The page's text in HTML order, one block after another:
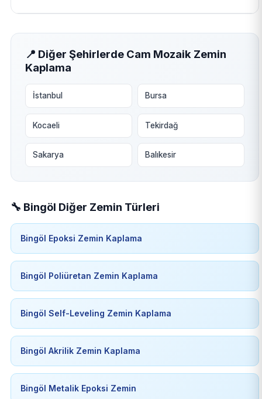
📍 Diğer Şehirlerde Cam Mozaik Zemin
Kaplama
İstanbul Bursa
Kocaeli Tekirdağ
Sakarya Balıkesir
🔧 Bingöl Diğer Zemin Türleri
Bingöl Epoksi Zemin Kaplama
Bingöl Poliüretan Zemin Kaplama
Bingöl Self-Leveling Zemin Kaplama
Bingöl Akrilik Zemin Kaplama
Bingöl Metalik Epoksi Zemin